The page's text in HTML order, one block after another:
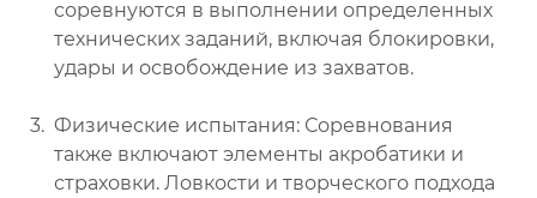
соревнуются в выполнении определенных
технических заданий, включая блокировки,
удары и освобождение из захватов.
Физические испытания: Соревнования
также включают элементы акробатики и
страховки. Ловкости и творческого подхода